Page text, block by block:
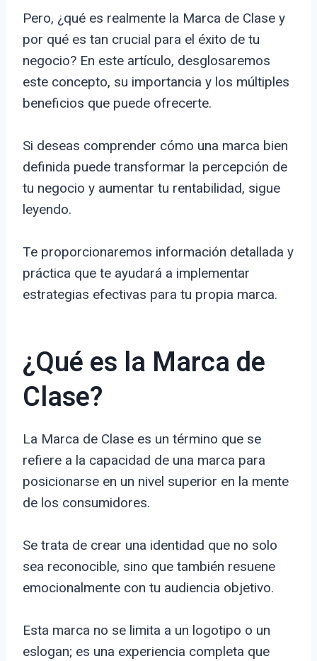
Pero, ¿qué es realmente la Marca de Clase y
por qué es tan crucial para el éxito de tu
negocio? En este artículo, desglosaremos
este concepto, su importancia y los múltiples
beneficios que puede ofrecerte.
Si deseas comprender cómo una marca bien
definida puede transformar la percepción de
tu negocio y aumentar tu rentabilidad, sigue
leyendo.
Te proporcionaremos información detallada y
práctica que te ayudará a implementar
estrategias efectivas para tu propia marca.
¿Qué es la Marca de
Clase?
La Marca de Clase es un término que se
refiere a la capacidad de una marca para
posicionarse en un nivel superior en la mente
de los consumidores.
Se trata de crear una identidad que no solo
sea reconocible, sino que también resuene
emocionalmente con tu audiencia objetivo.
Esta marca no se limita a un logotipo o un
eslogan; es una experiencia completa que